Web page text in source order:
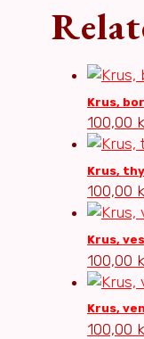
Krus,
100,00
Krus,
100,00
Krus,
100,00
Krus,
100,00